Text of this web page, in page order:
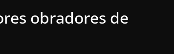
obradores de